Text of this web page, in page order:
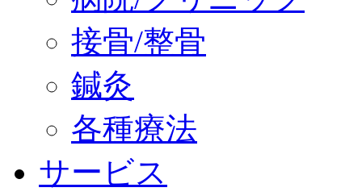
接骨/整骨
鍼灸
各種療法
サービス